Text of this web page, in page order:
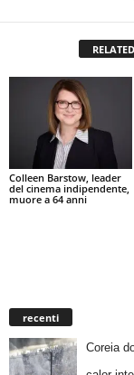
Colleen Barstow, leader
del cinema indipendente,
muore a 64 anni
recenti
Coreia